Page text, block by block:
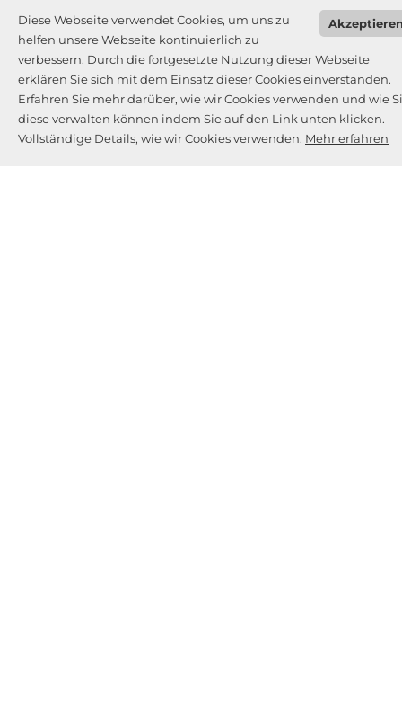
Diese Webseite verwendet Cookies, um uns zu
helfen unsere Webseite kontinuierlich zu
verbessern. Durch die fortgesetzte Nutzung dieser Webseite
erklären Sie sich mit dem Einsatz dieser Cookies einverstanden.
Erfahren Sie mehr darüber, wie wir Cookies verwenden und wie
diese verwalten können indem Sie auf den Link unten klicken.
Vollständige Details, wie wir Cookies verwenden. Mehr erfahren